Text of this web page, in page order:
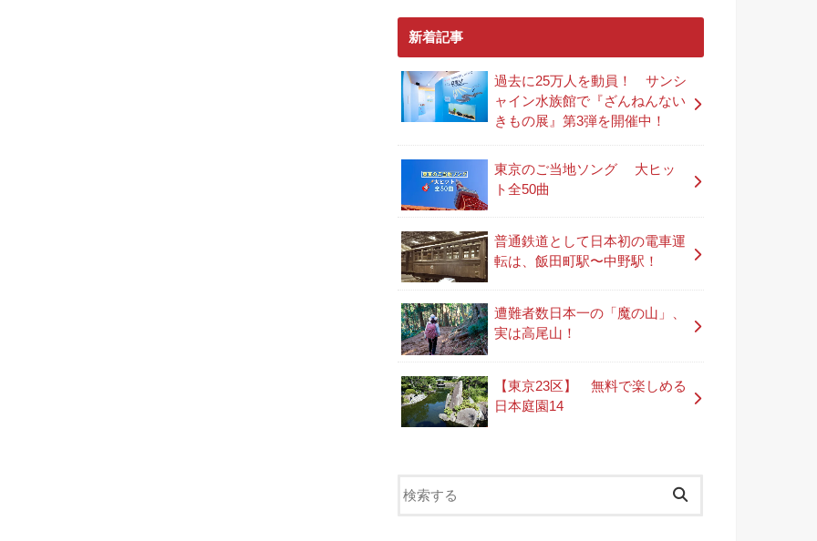
新着記事
過去に25万人を動員！ サンシ
ャイン水族館で『ざんねんない
きもの展』第3弾を開催中！
東京のご当地ソング 大ヒッ
ト全50曲
普通鉄道として日本初の電車運
転は、飯田町駅〜中野駅！
遭難者数日本一の「魔の山」、
実は高尾山！
【東京23区】 無料で楽しめる
日本庭園14